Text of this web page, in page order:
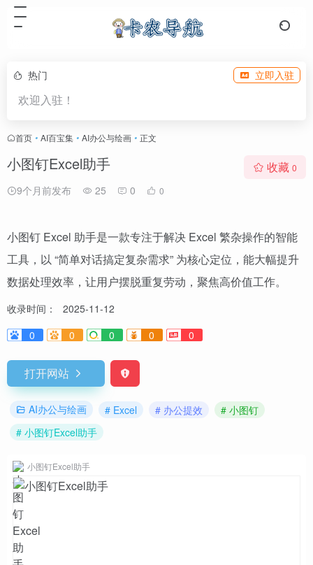
热门 立即入驻
欢迎入驻！
首页 • AI百宝集 • AI办公与绘画 • 正文
小图钉Excel助手
9个月前发布 25 0 0
收藏 0
小图钉 Excel 助手是一款专注于解决 Excel 繁杂操作的智能
工具，以 “简单对话搞定复杂需求” 为核心定位，能大幅提升
数据处理效率，让用户摆脱重复劳动，聚焦高价值工作。
收录时间：
2025-11-12
0
0 0 0 0
打开网站
AI办公与绘画 # Excel # 办公提效
# 小图钉
# 小图钉Excel助手
小图钉Excel助手